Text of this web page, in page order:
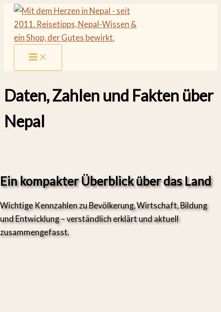
Zum
Inhalt
springen
Daten, Zahlen und Fakten über
Nepal
Ein kompakter Überblick über das Land
Wichtige Kennzahlen zu Bevölkerung, Wirtschaft, Bildung
und Entwicklung – verständlich erklärt und aktuell
zusammengefasst.